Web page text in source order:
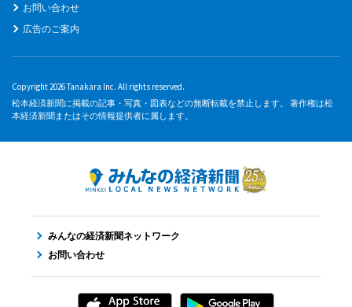
お問い合わせ
広告のご案内
Copyright 2026 Tanakara Inc. All rights reserved.
松本経済新聞に掲載の記事・写真・図表などの無断転載を禁止します。 著作権は松
本経済新聞またはその情報提供者に属します。
みんなの経済新聞ネットワーク
お問い合わせ